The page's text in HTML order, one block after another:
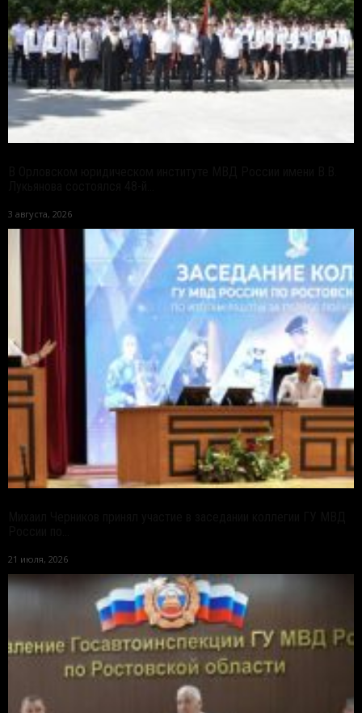
3 августа, 2026
21 июля, 2026